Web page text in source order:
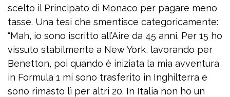
scelto il Principato di Monaco per pagare meno
tasse. Una tesi che smentisce categoricamente:
“Mah, io sono iscritto all’Aire da 45 anni. Per 15 ho
vissuto stabilmente a New York, lavorando per
Benetton, poi quando è iniziata la mia avventura
in Formula 1 mi sono trasferito in Inghilterra e
sono rimasto lì per altri 20. In Italia non ho un